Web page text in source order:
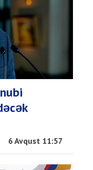
6 Avqust 11:57